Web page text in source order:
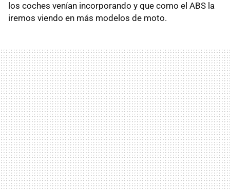
los coches venían incorporando y que como el ABS la
iremos viendo en más modelos de moto.